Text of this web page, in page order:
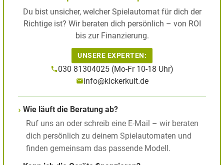
Du bist unsicher, welcher Spielautomat für dich der
Richtige ist? Wir beraten dich persönlich – von ROI
bis zur Finanzierung.
UNSERE EXPERTEN:
030 81304025 (Mo-Fr 10-18 Uhr)
info@kickerkult.de
Wie läuft die Beratung ab?
Ruf uns an oder schreib eine E-Mail – wir beraten
dich persönlich zu deinem Spielautomaten und
finden gemeinsam das passende Modell.